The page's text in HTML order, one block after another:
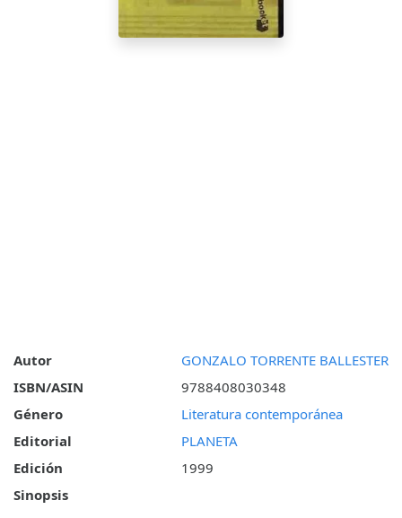
Autor
GONZALO TORRENTE BALLESTER
ISBN/ASIN
9788408030348
Género
Literatura contemporánea
Editorial
PLANETA
Edición
1999
Sinopsis